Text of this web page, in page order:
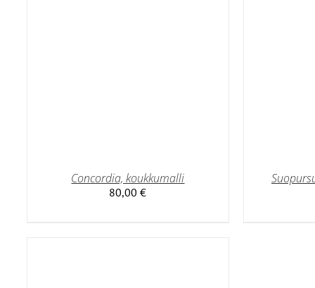
Concordia, koukkumalli
80,00€